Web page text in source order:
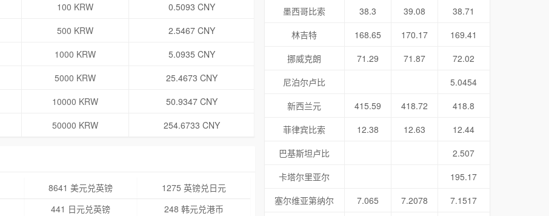
100 KRW
0.5093 CNY
500 KRW
2.5467 CNY
1000 KRW
5.0935 CNY
5000 KRW
25.4673 CNY
10000 KRW
50.9347 CNY
50000 KRW 254.6733 CNY
8641 美元兑英镑
1275 英镑兑日元
441 日元兑英镑
248 韩元兑港币
墨西哥比索
38.3 39.08
38.71
林吉特
168.65 170.17
169.41
挪威克朗
71.29 71.87
72.02
尼泊尔卢比
5.0454
新西兰元
415.59 418.72
418.8
菲律宾比索
12.38 12.63
12.44
巴基斯坦卢比
2.507
卡塔尔里亚尔
195.17
塞尔维亚第纳尔
7.065 7.2078
7.1517